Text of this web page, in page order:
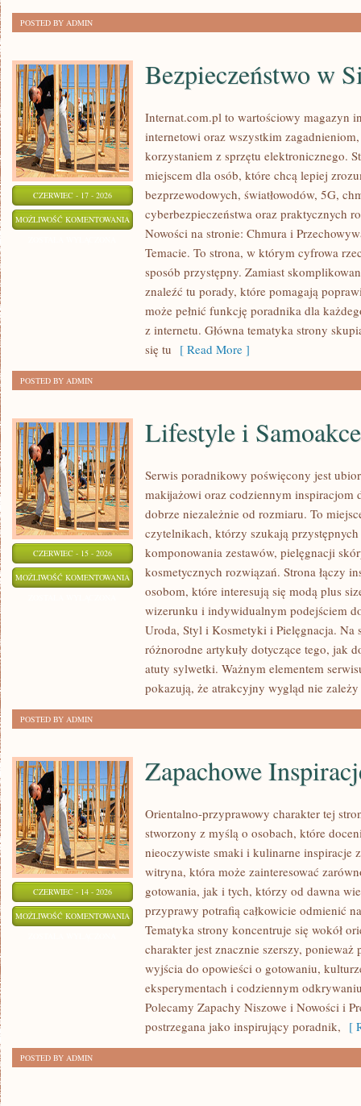
POSTED BY ADMIN
CZERWIEC - 17 - 2026
MOŻLIWOŚĆ KOMENTOWANIA BEZPIECZEŃSTWO
SIECI
Bezpieczeństwo w
Internat.com.pl to wartościowy magazyn
internetowi oraz wszystkim
korzystaniem z sprzętu elektronicznego.
miejscem dla osób, które chcą lepiej
bezprzewodowych, światłowodów, 5G,
cyberbezpieczeństwa oraz praktycznych
Nowości na stronie: Chmura i
Temacie. To strona, w którym cyfrowa
sposób przystępny. Zamiast
znaleźć tu porady, które pomagają
może pełnić funkcję poradnika dla
z internetu. Główna tematyka strony
się tu [ Read More ]
POSTED BY ADMIN
CZERWIEC - 15 - 2026
MOŻLIWOŚĆ KOMENTOWANIA LIFESTYLE
SAMOAKCEPTACJA
Lifestyle i
Serwis poradnikowy poświęcony jest
makijażowi oraz codziennym inspiracjom
dobrze niezależnie od rozmiaru. To
czytelnikach, którzy szukają
komponowania zestawów, pielęgnacji
kosmetycznych rozwiązań. Strona łączy
osobom, które interesują się modą plus
wizerunku i indywidualnym podejściem
Uroda, Styl i Kosmetyki i Pielęgnacja. Na
różnorodne artykuły dotyczące tego, jak
atuty sylwetki. Ważnym elementem
pokazują, że atrakcyjny wygląd nie zależy
POSTED BY ADMIN
CZERWIEC - 14 - 2026
MOŻLIWOŚĆ KOMENTOWANIA ZAPACHOWE
INSPIRACJE
Zapachowe
Orientalno-przyprawowy charakter tej
stworzony z myślą o osobach, które
nieoczywiste smaki i kulinarne inspiracje
witryna, która może zainteresować
gotowania, jak i tych, którzy od dawna
przyprawy potrafią całkowicie odmienić
Tematyka strony koncentruje się wokół
charakter jest znacznie szerszy,
wyjścia do opowieści o gotowaniu,
eksperymentach i codziennym
Polecamy Zapachy Niszowe i Nowości i
postrzegana jako inspirujący poradnik, [
POSTED BY ADMIN